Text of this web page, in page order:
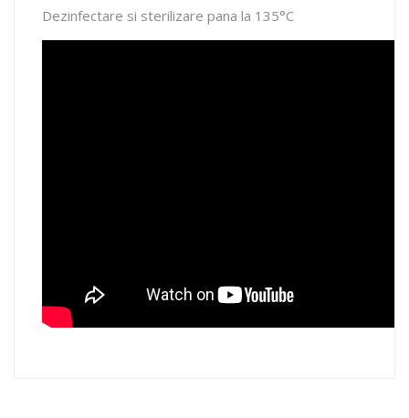
Dezinfectare si sterilizare pana la 135°C